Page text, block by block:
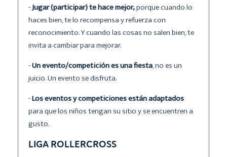
-Jugar (participar) te hace mejor,porque cuando lo
haces bien, te lo recompensa y refuerza con
reconocimiento. Y cuando las cosas no salen bien, te
invita a cambiar para mejorar.
-Un evento/competición es una fiesta, no es un
juicio. Un evento se disfruta.
-Los eventos y competiciones están adaptados
para que los niños tengan su sitio y se encuentren a
gusto.
LIGA ROLLERCROSS